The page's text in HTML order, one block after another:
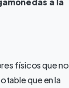
físicos que no
que en la